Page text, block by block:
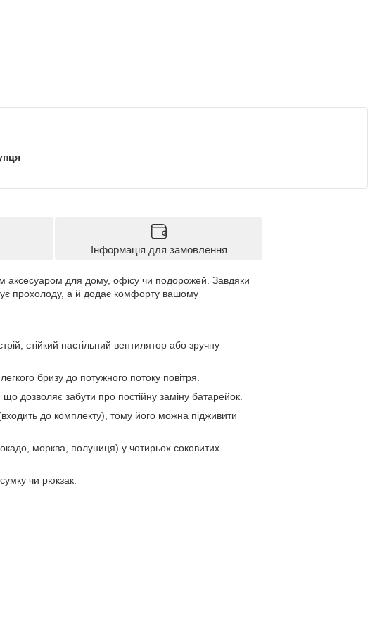
Інформація для замовлення
аксесуаром для дому, офісу чи подорожей. Завдяки
прохолоду, а й додає комфорту вашому
стійкий настільний вентилятор або зручну
бризу до потужного потоку повітря.
, що дозволяє забути про постійну заміну батарейок.
до комплекту), тому його можна підживити
морква, полуниця) у чотирьох соковитих
чи рюкзак.